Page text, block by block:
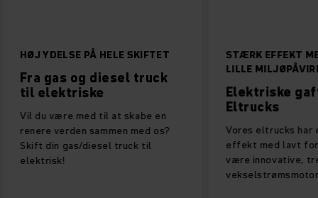
HØJ YDELSE PÅ HELE SKIFTET
Fra gas og diesel truck
til elektriske
Vil du være med til at skabe en
renere verden sammen med os?
Skift din gas/diesel truck til
elektrisk!
STÆRK EFFEKT
LILLE
Elektriske
Eltrucks
Vores eltrucks har
effekt med lavt
være innovative,